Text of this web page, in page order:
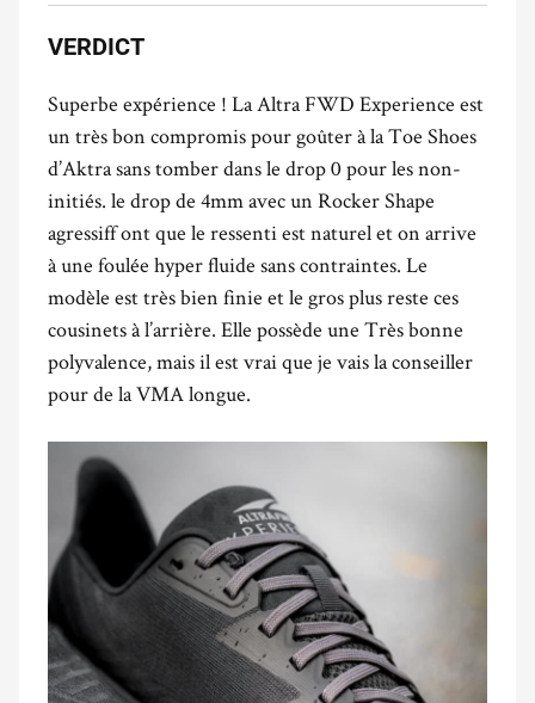
VERDICT
Superbe expérience ! La Altra FWD Experience est
un très bon compromis pour goûter à la Toe Shoes
d’Aktra sans tomber dans le drop 0 pour les non-
initiés. le drop de 4mm avec un Rocker Shape
agressiff ont que le ressenti est naturel et on arrive
à une foulée hyper fluide sans contraintes. Le
modèle est très bien finie et le gros plus reste ces
cousinets à l’arrière. Elle possède une Très bonne
polyvalence, mais il est vrai que je vais la conseiller
pour de la VMA longue.